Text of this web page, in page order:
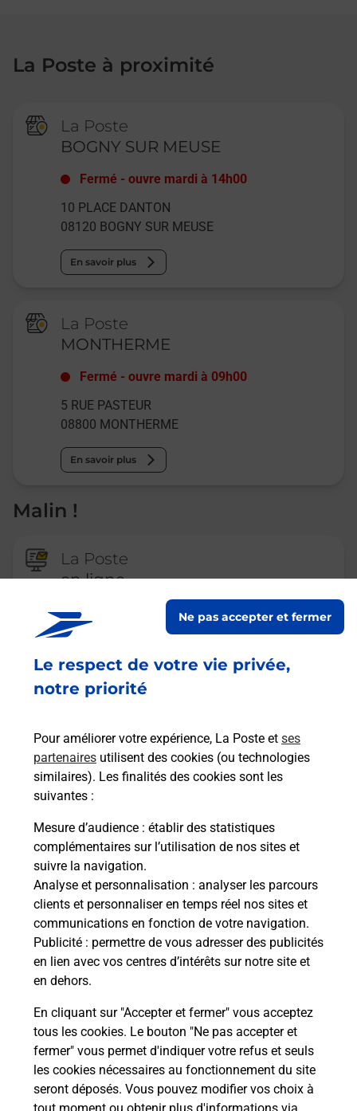
Le respect de votre vie privée,
notre priorité
Pour améliorer votre expérience, La Poste et ses
partenaires utilisent des cookies (ou technologies
similaires). Les finalités des cookies sont les
suivantes :
Mesure d’audience : établir des statistiques
complémentaires sur l’utilisation de nos sites et
suivre la navigation.
Analyse et personnalisation : analyser les parcours
clients et personnaliser en temps réel nos sites et
communications en fonction de votre navigation.
Publicité : permettre de vous adresser des publicités
en lien avec vos centres d’intérêts sur notre site et
en dehors.
En cliquant sur "Accepter et fermer" vous acceptez
tous les cookies. Le bouton "Ne pas accepter et
fermer" vous permet d'indiquer votre refus et seuls
les cookies nécessaires au fonctionnement du site
seront déposés. Vous pouvez modifier vos choix à
Ne pas accepter et fermer
La Poste à proximité
La Poste
BOGNY SUR MEUSE
Fermé -ouvre mardi à 14h00
10 PLACE DANTON
08120 BOGNY SUR MEUSE
En savoir plus
La Poste
MONTHERME
Fermé -ouvre mardi à 09h00
5 RUE PASTEUR
08800 MONTHERME
En savoir plus
Malin !
La Poste
en ligne
Ouvert 24h/24
Questions fréquemment posées
Quel réseau utilise La Poste Mobile ?
Est-ce que je peux garder mon
numéro de mobile gratuitement ?
Est-ce que je peux bénéficier de la 5G
avec La Poste Mobile ?
Est-ce que je peux utiliser mon forfait
à l’étranger avec La Poste Mobile ?
Est-ce que je peux payer mon iPhone